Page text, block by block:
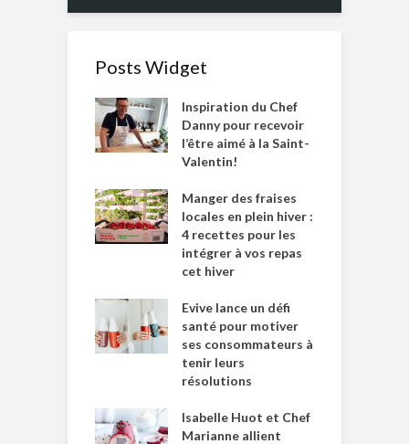
Posts Widget
Inspiration du Chef
Danny pour recevoir
l’être aimé à la Saint-
Valentin!
Manger des fraises
locales en plein hiver :
4 recettes pour les
intégrer à vos repas
cet hiver
Evive lance un défi
santé pour motiver
ses consommateurs à
tenir leurs
résolutions
Isabelle Huot et Chef
Marianne allient